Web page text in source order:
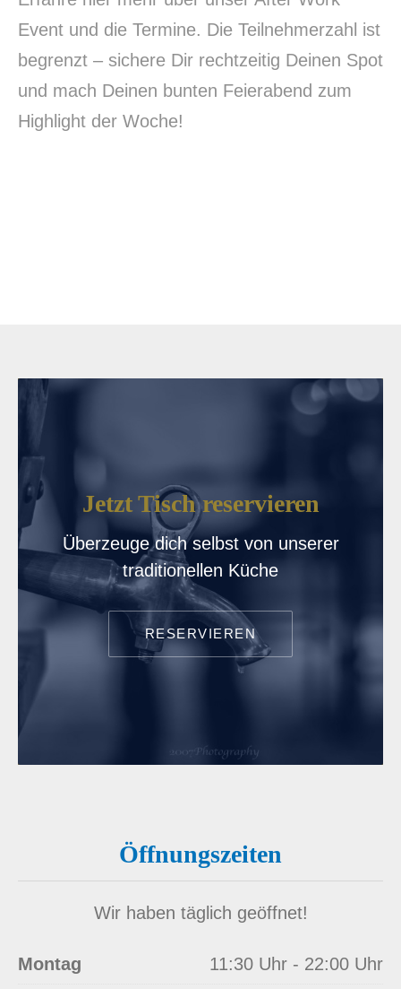
Event und die Termine. Die Teilnehmerzahl ist
begrenzt – sichere Dir rechtzeitig Deinen Spot
und mach Deinen bunten Feierabend zum
Highlight der Woche!
Jetzt Tisch reservieren
Überzeuge dich selbst von unserer
traditionellen Küche
RESERVIEREN
Öffnungszeiten
Wir haben täglich geöffnet!
Montag 11:30 Uhr - 22:00 Uhr